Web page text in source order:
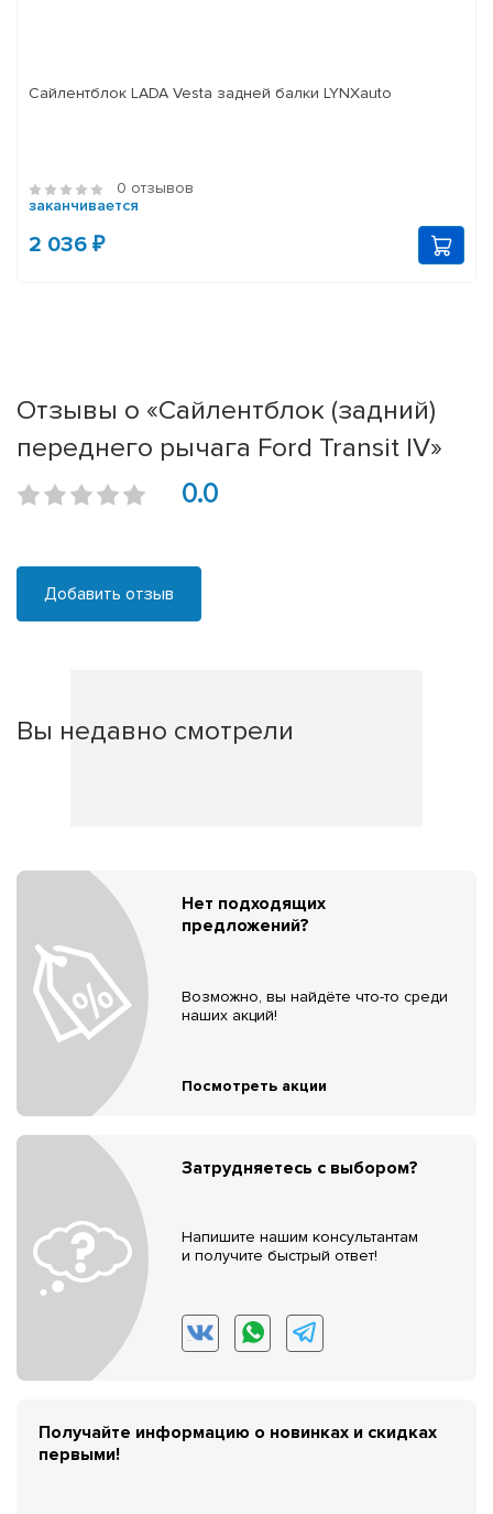
Сайлентблок LADA Vesta задней балки LYNXauto
0 отзывов
заканчивается
2 036 ₽
Отзывы о «Сайлентблок (задний)
переднего рычага Ford Transit IV»
0.0
Добавить отзыв
Вы недавно смотрели
Нет подходящих
предложений?
Возможно, вы найдёте что-то среди
наших акций!
Посмотреть акции
Затрудняетесь с выбором?
Напишите нашим консультантам
и получите быстрый ответ!
Получайте информацию о новинках и скидках
первыми!